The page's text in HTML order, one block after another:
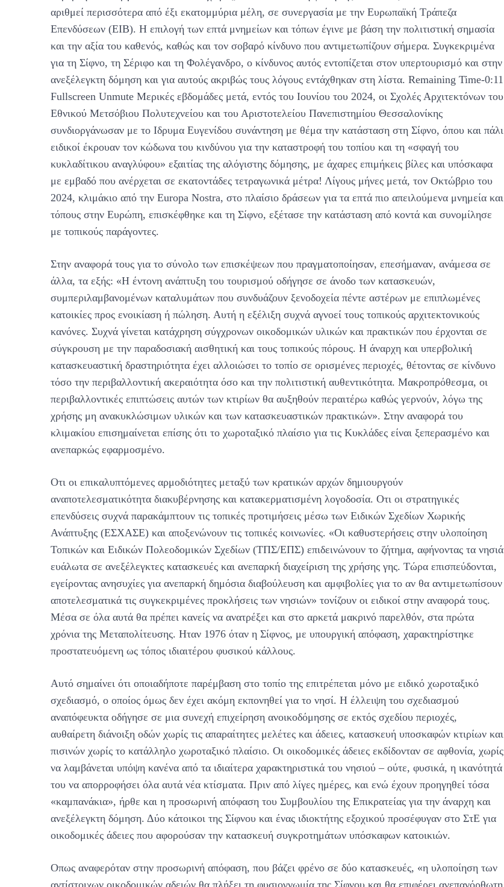
αριθμεί περισσότερα από έξι εκατομμύρια μέλη, σε συνεργασία με την Ευρωπαϊκή Τράπεζα
Επενδύσεων (EIB). Η επιλογή των επτά μνημείων και τόπων έγινε με βάση την πολιτιστική σημασία
και την αξία του καθενός, καθώς και τον σοβαρό κίνδυνο που αντιμετωπίζουν σήμερα. Συγκεκριμένα
για τη Σίφνο, τη Σέριφο και τη Φολέγανδρο, ο κίνδυνος αυτός εντοπίζεται στον υπερτουρισμό και στην
ανεξέλεγκτη δόμηση και για αυτούς ακριβώς τους λόγους εντάχθηκαν στη λίστα. Remaining Time-0:11
Fullscreen Unmute Μερικές εβδομάδες μετά, εντός του Ιουνίου του 2024, οι Σχολές Αρχιτεκτόνων του
Εθνικού Μετσόβιου Πολυτεχνείου και του Αριστοτελείου Πανεπιστημίου Θεσσαλονίκης
συνδιοργάνωσαν με το Ιδρυμα Ευγενίδου συνάντηση με θέμα την κατάσταση στη Σίφνο, όπου και πάλι
ειδικοί έκρουαν τον κώδωνα του κινδύνου για την καταστροφή του τοπίου και τη «σφαγή του
κυκλαδίτικου αναγλύφου» εξαιτίας της αλόγιστης δόμησης, με άχαρες επιμήκεις βίλες και υπόσκαφα
με εμβαδό που ανέρχεται σε εκατοντάδες τετραγωνικά μέτρα! Λίγους μήνες μετά, τον Οκτώβριο του
2024, κλιμάκιο από την Europa Nostra, στο πλαίσιο δράσεων για τα επτά πιο απειλούμενα μνημεία και
τόπους στην Ευρώπη, επισκέφθηκε και τη Σίφνο, εξέτασε την κατάσταση από κοντά και συνομίλησε
με τοπικούς παράγοντες.
Στην αναφορά τους για το σύνολο των επισκέψεων που πραγματοποίησαν, επεσήμαναν, ανάμεσα σε
άλλα, τα εξής: «Η έντονη ανάπτυξη του τουρισμού οδήγησε σε άνοδο των κατασκευών,
συμπεριλαμβανομένων καταλυμάτων που συνδυάζουν ξενοδοχεία πέντε αστέρων με επιπλωμένες
κατοικίες προς ενοικίαση ή πώληση. Αυτή η εξέλιξη συχνά αγνοεί τους τοπικούς αρχιτεκτονικούς
κανόνες. Συχνά γίνεται κατάχρηση σύγχρονων οικοδομικών υλικών και πρακτικών που έρχονται σε
σύγκρουση με την παραδοσιακή αισθητική και τους τοπικούς πόρους. Η άναρχη και υπερβολική
κατασκευαστική δραστηριότητα έχει αλλοιώσει το τοπίο σε ορισμένες περιοχές, θέτοντας σε κίνδυνο
τόσο την περιβαλλοντική ακεραιότητα όσο και την πολιτιστική αυθεντικότητα. Μακροπρόθεσμα, οι
περιβαλλοντικές επιπτώσεις αυτών των κτιρίων θα αυξηθούν περαιτέρω καθώς γερνούν, λόγω της
χρήσης μη ανακυκλώσιμων υλικών και των κατασκευαστικών πρακτικών». Στην αναφορά του
κλιμακίου επισημαίνεται επίσης ότι το χωροταξικό πλαίσιο για τις Κυκλάδες είναι ξεπερασμένο και
ανεπαρκώς εφαρμοσμένο.
Οτι οι επικαλυπτόμενες αρμοδιότητες μεταξύ των κρατικών αρχών δημιουργούν
αναποτελεσματικότητα διακυβέρνησης και κατακερματισμένη λογοδοσία. Οτι οι στρατηγικές
επενδύσεις συχνά παρακάμπτουν τις τοπικές προτιμήσεις μέσω των Ειδικών Σχεδίων Χωρικής
Ανάπτυξης (ΕΣΧΑΣΕ) και αποξενώνουν τις τοπικές κοινωνίες. «Οι καθυστερήσεις στην υλοποίηση
Τοπικών και Ειδικών Πολεοδομικών Σχεδίων (ΤΠΣ/ΕΠΣ) επιδεινώνουν το ζήτημα, αφήνοντας τα νησιά
ευάλωτα σε ανεξέλεγκτες κατασκευές και ανεπαρκή διαχείριση της χρήσης γης. Τώρα επισπεύδονται,
εγείροντας ανησυχίες για ανεπαρκή δημόσια διαβούλευση και αμφιβολίες για το αν θα αντιμετωπίσουν
αποτελεσματικά τις συγκεκριμένες προκλήσεις των νησιών» τονίζουν οι ειδικοί στην αναφορά τους.
Μέσα σε όλα αυτά θα πρέπει κανείς να ανατρέξει και στο αρκετά μακρινό παρελθόν, στα πρώτα
χρόνια της Μεταπολίτευσης. Ηταν 1976 όταν η Σίφνος, με υπουργική απόφαση, χαρακτηρίστηκε
προστατευόμενη ως τόπος ιδιαιτέρου φυσικού κάλλους.
Αυτό σημαίνει ότι οποιαδήποτε παρέμβαση στο τοπίο της επιτρέπεται μόνο με ειδικό χωροταξικό
σχεδιασμό, ο οποίος όμως δεν έχει ακόμη εκπονηθεί για το νησί. Η έλλειψη του σχεδιασμού
αναπόφευκτα οδήγησε σε μια συνεχή επιχείρηση ανοικοδόμησης σε εκτός σχεδίου περιοχές,
αυθαίρετη διάνοιξη οδών χωρίς τις απαραίτητες μελέτες και άδειες, κατασκευή υποσκαφών κτιρίων και
πισινών χωρίς το κατάλληλο χωροταξικό πλαίσιο. Οι οικοδομικές άδειες εκδίδονταν σε αφθονία, χωρίς
να λαμβάνεται υπόψη κανένα από τα ιδιαίτερα χαρακτηριστικά του νησιού – ούτε, φυσικά, η ικανότητά
του να απορροφήσει όλα αυτά νέα κτίσματα. Πριν από λίγες ημέρες, και ενώ έχουν προηγηθεί τόσα
«καμπανάκια», ήρθε και η προσωρινή απόφαση του Συμβουλίου της Επικρατείας για την άναρχη και
ανεξέλεγκτη δόμηση. Δύο κάτοικοι της Σίφνου και ένας ιδιοκτήτης εξοχικού προσέφυγαν στο ΣτΕ για
οικοδομικές άδειες που αφορούσαν την κατασκευή συγκροτημάτων υπόσκαφων κατοικιών.
Οπως αναφερόταν στην προσωρινή απόφαση, που βάζει φρένο σε δύο κατασκευές, «η υλοποίηση των